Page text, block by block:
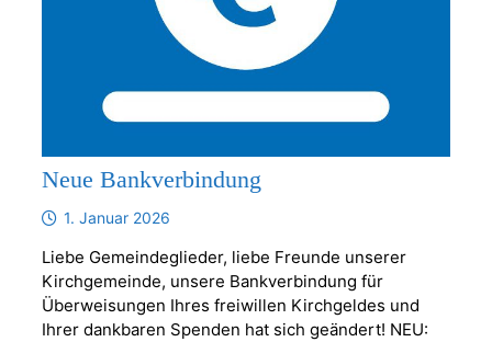
Neue Bankverbindung
1. Januar 2026
Liebe Gemeindeglieder, liebe Freunde unserer
Kirchgemeinde, unsere Bankverbindung für
Überweisungen Ihres freiwillen Kirchgeldes und
Ihrer dankbaren Spenden hat sich geändert! NEU: